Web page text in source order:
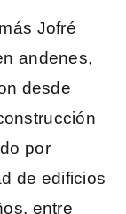
Jofré
andenes,
desde
por
de edificios
entre